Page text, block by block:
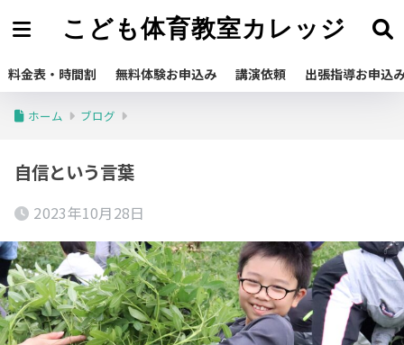
こども体育教室カレッジ
料金表・時間割 無料体験お申込み 講演依頼 出張指導お申込
ホーム ブログ
自信という言葉
2023年10月28日